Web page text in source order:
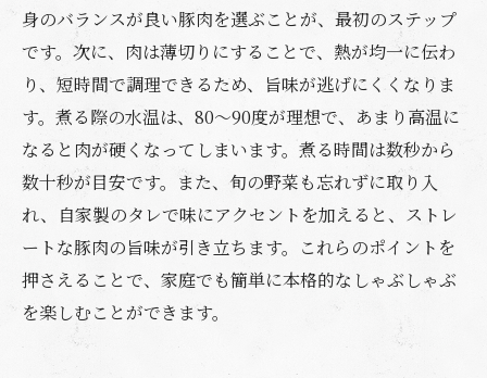
身のバランスが良い豚肉を選ぶことが、最初のステップ
です。次に、肉は薄切りにすることで、熱が均一に伝わ
り、短時間で調理できるため、旨味が逃げにくくなりま
す。煮る際の水温は、80～90度が理想で、あまり高温に
なると肉が硬くなってしまいます。煮る時間は数秒から
数十秒が目安です。また、旬の野菜も忘れずに取り入
れ、自家製のタレで味にアクセントを加えると、ストレ
ートな豚肉の旨味が引き立ちます。これらのポイントを
押さえることで、家庭でも簡単に本格的なしゃぶしゃぶ
を楽しむことができます。